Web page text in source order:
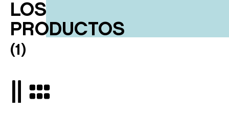
LOS
PRODUCTOS
(1 )